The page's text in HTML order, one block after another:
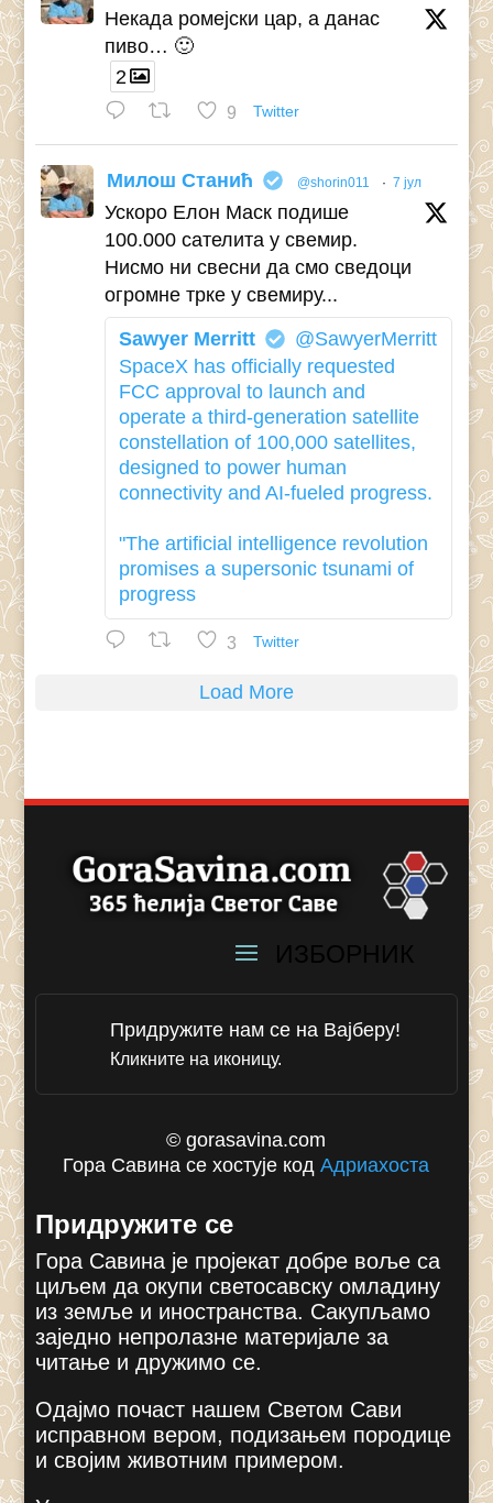
Некада ромејски цар, а данас
пиво… 🙂
2
9 Twitter
Милош Станић @shorin011 · 7 јул
Ускоро Елон Маск подише
100.000 сателита у свемир.
Нисмо ни свесни да смо сведоци
огромне трке у свемиру...
Sawyer Merritt
@SawyerMerritt
SpaceX has officially requested
FCC approval to launch and
operate a third-generation satellite
constellation of 100,000 satellites,
designed to power human
connectivity and AI-fueled progress.
"The artificial intelligence revolution
promises a supersonic tsunami of
progress
3 Twitter
Load More
Придружите нам се на Вајберу!
Кликните на иконицу.
© gorasavina.com
Гора Савина се хостује кодАдриахоста
Придружите се
Гора Савина је пројекат добре воље са
циљем да окупи светосавску омладину
из земље и иностранства. Сакупљамо
заједно непролазне материјале за
читање и дружимо се.
Одајмо почаст нашем Светом Сави
исправном вером, подизањем породице
и својим животним примером.